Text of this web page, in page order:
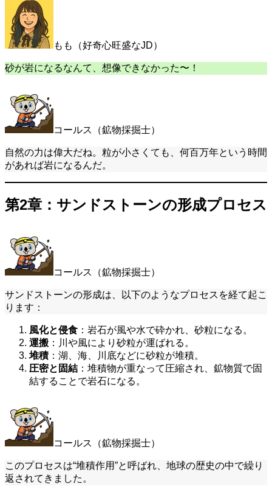
もも（好奇心旺盛なJD）
砂が岩になるなんて、想像できなかった〜！
コールス（鉱物採掘士）
自然の力は偉大だね。粒が小さくても、何百万年という時間
があれば岩になるんだ。
第2章：サンドストーンの形成プロセス
コールス（鉱物採掘士）
サンドストーンの形成は、以下のようなプロセスを経て起こ
ります：
風化と侵食 ：岩石が風や水で砕かれ、砂粒になる。
運搬 ：川や風により砂粒が運ばれる。
堆積：湖、海、川底などに砂粒が堆積。
圧密と固結 ：堆積物が重なって圧縮され、鉱物質で固
結することで岩石になる。
コールス（鉱物採掘士）
このプロセスは“堆積作用”と呼ばれ、地球の歴史の中で繰り
返されてきました。